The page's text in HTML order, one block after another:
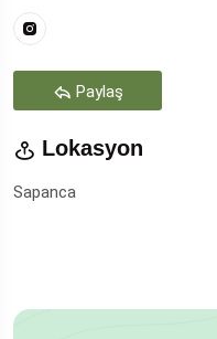
Paylaş
Lokasyon
Sapanca